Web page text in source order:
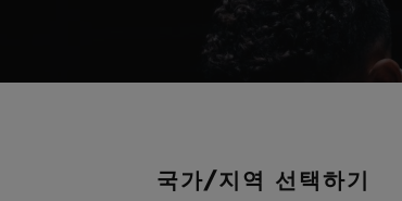
국가/지역 선택하기